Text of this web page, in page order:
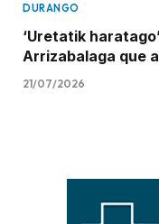
DURANGO
‘Uretatik
Arrizabalaga que
21/07/2026